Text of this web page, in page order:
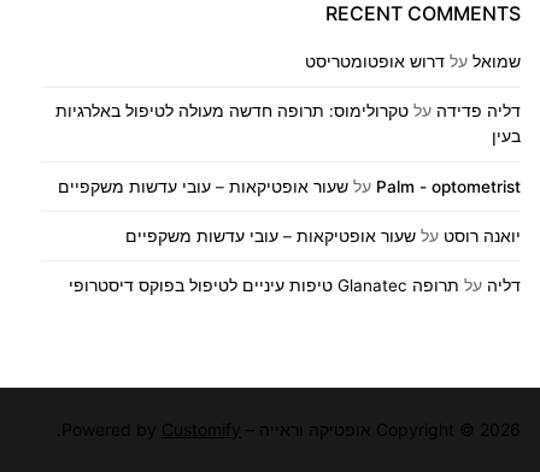
RECENT COMMENTS
שמואל על דרוש אופטומטריסט
דליה פדידה על טקרולימוס: תרופה חדשה מעולה לטיפול באלרגיות
בעין
Palm - optometrist על שעור אופטיקאות – עובי עדשות משקפיים
יואנה רוסט על שעור אופטיקאות – עובי עדשות משקפיים
דליה על תרופה Glanatec טיפות עיניים לטיפול בפוקס דיסטרופי
Copyright © 2026 אופטיקה וראייה – Powered by Customify